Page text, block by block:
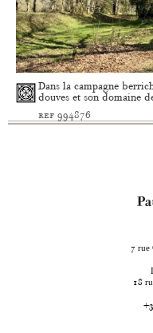
Dans la campagne
douves et son domaine
ref 994876
7 rue
18